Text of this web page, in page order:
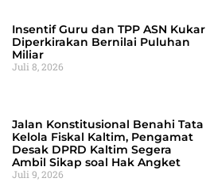
Insentif Guru dan TPP ASN Kukar
Diperkirakan Bernilai Puluhan
Miliar
Juli 8, 2026
Jalan Konstitusional Benahi Tata
Kelola Fiskal Kaltim, Pengamat
Desak DPRD Kaltim Segera
Ambil Sikap soal Hak Angket
Juli 9, 2026